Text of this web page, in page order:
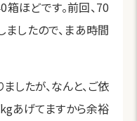
ほどです。前回、70
したので、まあ時間
したが、なんと、ご依
あげてますから余裕